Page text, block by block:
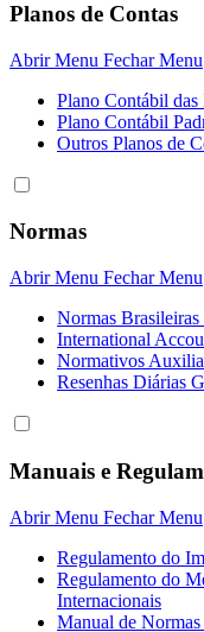
Planos de Contas
Abrir Menu Fechar Menu
Plano Contábil
Plano Contábil
Outros Planos de
Normas
Abrir Menu Fechar Menu
Normas
International
Normativos
Resenhas Diárias
Manuais e
Abrir Menu Fechar Menu
Regulamento do
Regulamento do
Internacionais
Manual de Normas